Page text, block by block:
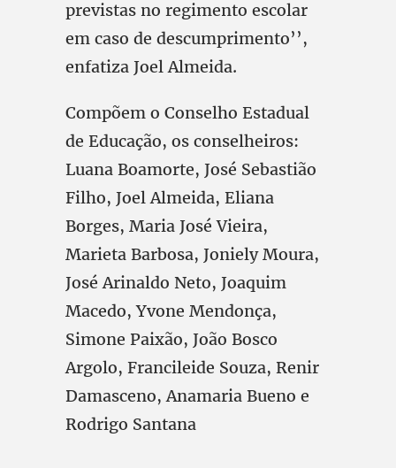
previstas no regimento escolar
em caso de descumprimento’’,
enfatiza Joel Almeida.
Compõem o Conselho Estadual
de Educação, os conselheiros:
Luana Boamorte, José Sebastião
Filho, Joel Almeida, Eliana
Borges, Maria José Vieira,
Marieta Barbosa, Joniely Moura,
José Arinaldo Neto, Joaquim
Macedo, Yvone Mendonça,
Simone Paixão, João Bosco
Argolo, Francileide Souza, Renir
Damasceno, Anamaria Bueno e
Rodrigo Santana